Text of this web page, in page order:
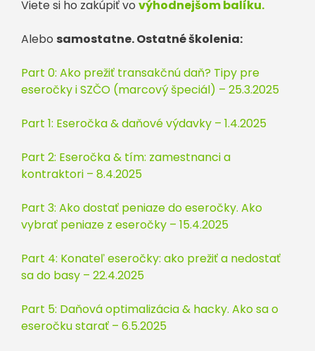
Viete si ho zakúpiť vo výhodnejšom balíku.
Alebo samostatne. Ostatné školenia:
Part 0: Ako prežiť transakčnú daň? Tipy pre
eseročky i SZČO (marcový špeciál) – 25.3.2025
Part 1: Eseročka & daňové výdavky – 1.4.2025
Part 2: Eseročka & tím: zamestnanci a
kontraktori – 8.4.2025
Part 3: Ako dostať peniaze do eseročky. Ako
vybrať peniaze z eseročky – 15.4.2025
Part 4: Konateľ eseročky: ako prežiť a nedostať
sa do basy – 22.4.2025
Part 5: Daňová optimalizácia & hacky. Ako sa o
eseročku starať – 6.5.2025